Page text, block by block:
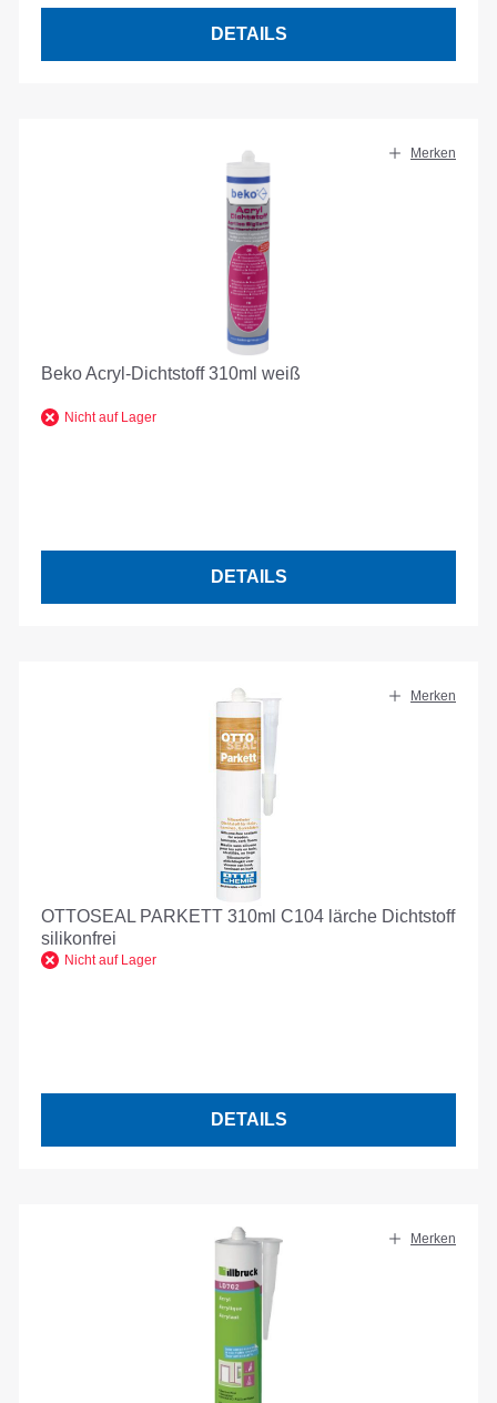
DETAILS
Merken
Beko Acryl-Dichtstoff 310ml weiß
Nicht auf Lager
DETAILS
Merken
OTTOSEAL PARKETT 310ml C104 lärche Dichtstoff
silikonfrei
Nicht auf Lager
DETAILS
Merken